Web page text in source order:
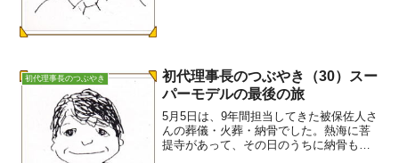
初代理事長のつぶやき
初代理事長のつぶやき（30）スー
パーモデルの最後の旅
5月5日は、9年間担当してきた被保佐人さ
んの葬儀・火葬・納骨でした。熱海に菩
提寺があって、その日のうちに納骨も済